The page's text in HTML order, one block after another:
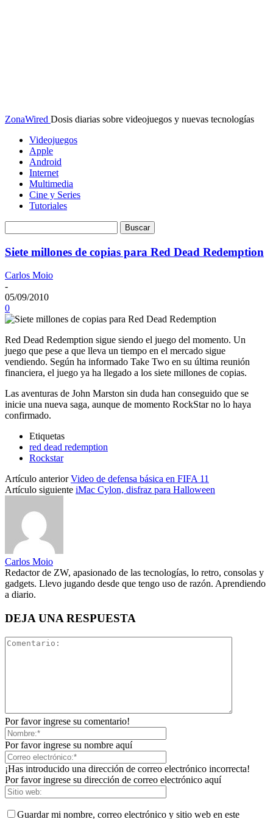
ZonaWired Dosis diarias sobre videojuegos y nuevas tecnologías
Videojuegos
Apple
Android
Internet
Multimedia
Cine y Series
Tutoriales
Siete millones de copias para Red Dead Redemption
Carlos Moio
-
05/09/2010
0
Red Dead Redemption sigue siendo el juego del momento. Un
juego que pese a que lleva un tiempo en el mercado sigue
vendiendo. Según ha informado Take Two en su última reunión
financiera, el juego ya ha llegado a los siete millones de copias.
Las aventuras de John Marston sin duda han conseguido que se
inicie una nueva saga, aunque de momento RockStar no lo haya
confirmado.
Etiquetas
red dead redemption
Rockstar
Artículo anterior Video de defensa básica en FIFA 11
Artículo siguiente iMac Cylon, disfraz para Halloween
Carlos Moio
Redactor de ZW, apasionado de las tecnologías, lo retro, consolas y
gadgets. Llevo jugando desde que tengo uso de razón. Aprendiendo
a diario.
DEJA UNA RESPUESTA
Por favor ingrese su comentario!
Por favor ingrese su nombre aquí
¡Has introducido una dirección de correo electrónico incorrecta!
Por favor ingrese su dirección de correo electrónico aquí
Guardar mi nombre, correo electrónico y sitio web en este